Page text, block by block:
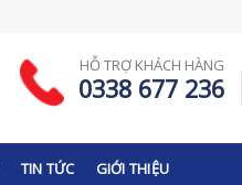
HỖ TRỢ KHÁCH HÀNG
0338 677 236
TIN TỨC GIỚI THIỆU